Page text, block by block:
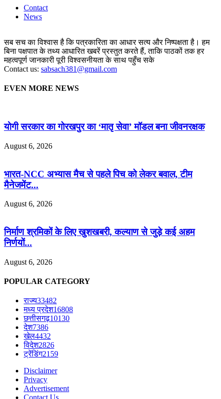
Contact
News
सब सच का विश्वास है कि पत्रकारिता का आधार सत्य और निष्पक्षता है। हम
बिना पक्षपात के तथ्य आधारित खबरें प्रस्तुत करते हैं, ताकि पाठकों तक हर
महत्वपूर्ण जानकारी पूरी विश्वसनीयता के साथ पहुँच सके
Contact us: sabsach381@gmail.com
EVEN MORE NEWS
योगी सरकार का गोरखपुर का ‘मातृ सेवा’ मॉडल बना जीवनरक्षक
August 6, 2026
भारत-NCC अभ्यास मैच से पहले पिच को लेकर बवाल, टीम
मैनेजमेंट...
August 6, 2026
निर्माण श्रमिकों के लिए खुशखबरी, कल्याण से जुड़े कई अहम
निर्णयों...
August 6, 2026
POPULAR CATEGORY
राज्य33482
मध्य प्रदेश16808
छत्तीसगढ़10130
देश7386
खेल4432
विदेश2826
ट्रेंडिंग2159
Disclaimer
Privacy
Advertisement